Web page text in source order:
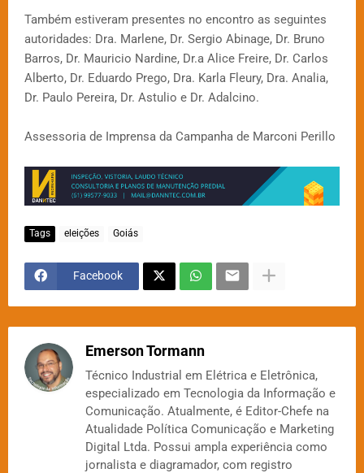
Também estiveram presentes no encontro as seguintes
autoridades: Dra. Marlene, Dr. Sergio Abinage, Dr. Bruno
Barros, Dr. Mauricio Nardine, Dr.a Alice Freire, Dr. Carlos
Alberto, Dr. Eduardo Prego, Dra. Karla Fleury, Dra. Analia,
Dr. Paulo Pereira, Dr. Astulio e Dr. Adalcino.
Assessoria de Imprensa da Campanha de Marconi Perillo
Tags eleições Goiás
Facebook
Emerson Tormann
Técnico Industrial em Elétrica e Eletrônica,
especializado em Tecnologia da Informação e
Comunicação. Atualmente, é Editor-Chefe na
Atualidade Política Comunicação e Marketing
Digital Ltda. Possui ampla experiência como
jornalista e diagramador, com registro